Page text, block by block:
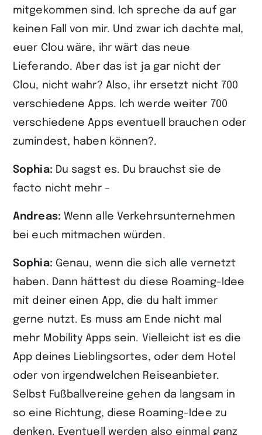
mitgekommen sind. Ich spreche da auf gar
keinen Fall von mir. Und zwar ich dachte mal,
euer Clou wäre, ihr wärt das neue
Lieferando. Aber das ist ja gar nicht der
Clou, nicht wahr? Also, ihr ersetzt nicht 700
verschiedene Apps. Ich werde weiter 700
verschiedene Apps eventuell brauchen oder
zumindest, haben können?.
Sophia: Du sagst es. Du brauchst sie de
facto nicht mehr –
Andreas: Wenn alle Verkehrsunternehmen
bei euch mitmachen würden.
Sophia: Genau, wenn die sich alle vernetzt
haben. Dann hättest du diese Roaming-Idee
mit deiner einen App, die du halt immer
gerne nutzt. Es muss am Ende nicht mal
mehr Mobility Apps sein. Vielleicht ist es die
App deines Lieblingsortes, oder dem Hotel
oder von irgendwelchen Reiseanbieter.
Selbst Fußballvereine gehen da langsam in
so eine Richtung, diese Roaming-Idee zu
denken. Eventuell werden also einmal ganz